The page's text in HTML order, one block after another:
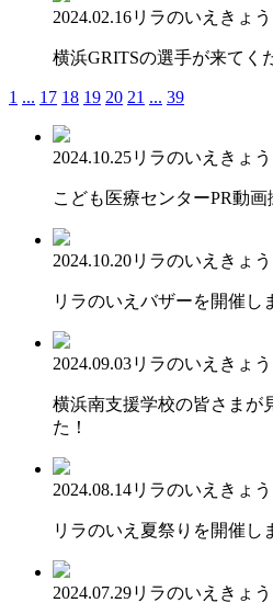
2024.02.16リラのいえ きょ
横浜GRITSの選手が来てく
1 ... 17 18 19 20 21 ... 39
2024.10.25リラのいえ きょ
こども医療センターPR動画
2024.10.20リラのいえ きょ
リラのいえバザーを開催し
2024.09.03リラのいえ きょ
横浜南支援学校の皆さまが
た！
2024.08.14リラのいえ きょ
リラのいえ夏祭りを開催し
2024.07.29リラのいえ きょ